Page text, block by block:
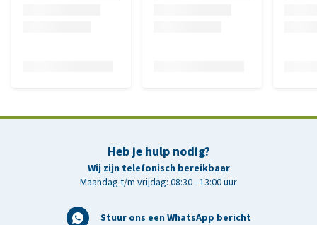
Heb je hulp nodig?
Wij zijn telefonisch bereikbaar
Maandag t/m vrijdag: 08:30 - 13:00 uur
Stuur ons een WhatsApp bericht